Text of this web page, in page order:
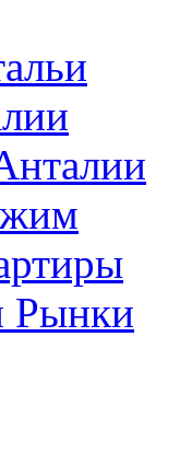
Рынки